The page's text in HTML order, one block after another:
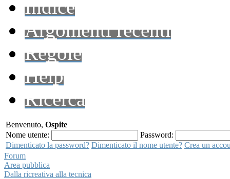
Indice
Argomenti recenti
Regole
Help
Ricerca
Benvenuto, Ospite
Nome utente:
Password:
Dimenticato la password? Dimenticato il nome utente? Crea un
Forum
Area pubblica
Dalla ricreativa alla tecnica